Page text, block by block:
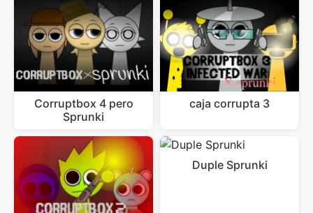
Corruptbox 4 pero
Sprunki
caja corrupta 3
Duple Sprunki